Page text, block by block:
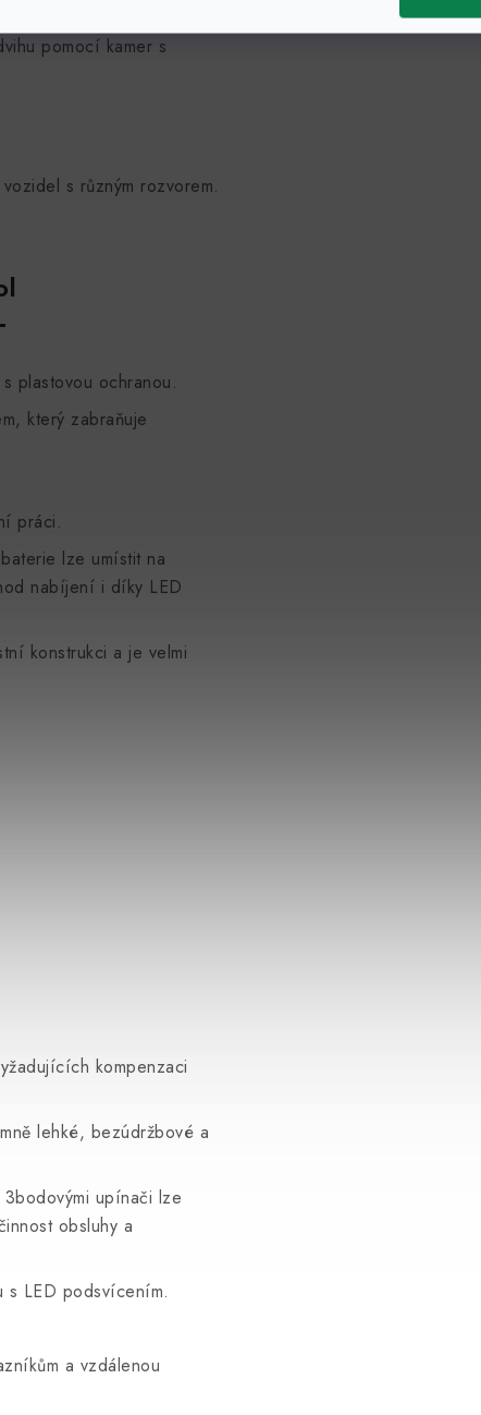
i na dálku.
pomocí kamer s
s různým rozvorem.
plastovou ochranou.
který zabraňuje
práci.
lze umístit na
nabíjení i díky LED
konstrukci a je velmi
kompenzaci
lehké, bezúdržbové a
upínači lze
obsluhy a
s LED podsvícením.
a vzdálenou